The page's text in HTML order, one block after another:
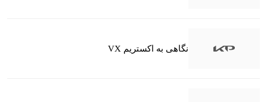
نگاهی به اکستریم VX